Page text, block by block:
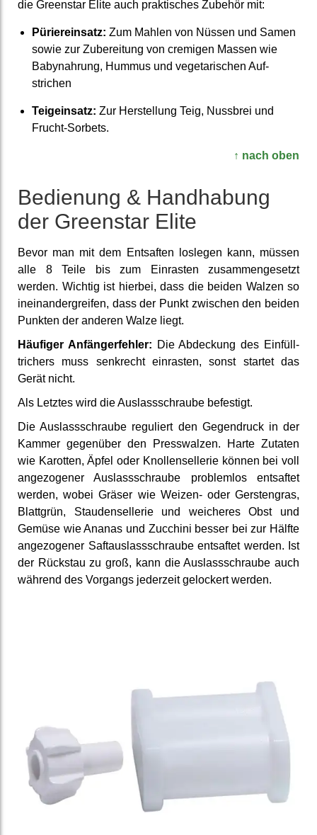
die Greenstar Elite auch prak­tisches Zubehör mit:
Püriereinsatz: Zum Mahlen von Nüssen und Samen
sowie zur Zu­berei­tung von cremigen Massen wie
Baby­nahrung, Hummus und vege­tarischen Auf­
strichen
Teigeinsatz: Zur Her­stellung Teig, Nussbrei und
Frucht-Sorbets.
↑ nach oben
Bedienung & Hand­habung
der Greenstar Elite
Bevor man mit dem Entsaften loslegen kann, müssen
alle 8 Teile bis zum Einrasten zusammen­gesetzt
werden. Wichtig ist hierbei, dass die beiden Walzen so
in­einander­greifen, dass der Punkt zwischen den beiden
Punkten der anderen Walze liegt.
Häufiger Anfänger­fehler: Die Ab­deckung des Einfüll­
trichers muss senkrecht einrasten, sonst startet das
Gerät nicht.
Als Letztes wird die Auslass­schraube befestigt.
Die Auslass­schraube reguliert den Gegendruck in der
Kammer gegenüber den Press­walzen. Harte Zutaten
wie Karotten, Äpfel oder Knollen­sellerie können bei voll
an­gezogener Auslass­schraube problem­los entsaftet
werden, wobei Gräser wie Weizen- oder Gersten­gras,
Blattgrün, Stauden­sellerie und weicheres Obst und
Gemüse wie Ananas und Zucchini besser bei zur Hälfte
an­gezogener Saft­auslass­schraube entsaftet werden. Ist
der Rückstau zu groß, kann die Auslass­schraube auch
während des Vorgangs jederzeit gelockert werden.